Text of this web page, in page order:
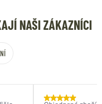
NAŠI ZÁKAZNÍCI